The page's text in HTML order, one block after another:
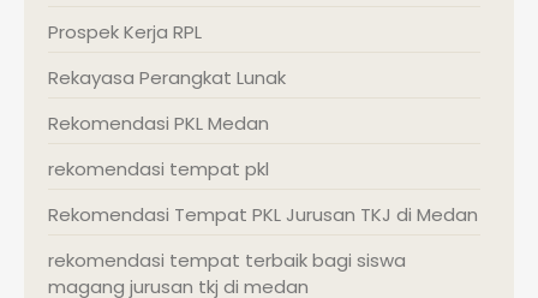
Prospek Kerja RPL
Rekayasa Perangkat Lunak
Rekomendasi PKL Medan
rekomendasi tempat pkl
Rekomendasi Tempat PKL Jurusan TKJ di Medan
rekomendasi tempat terbaik bagi siswa
magang jurusan tkj di medan